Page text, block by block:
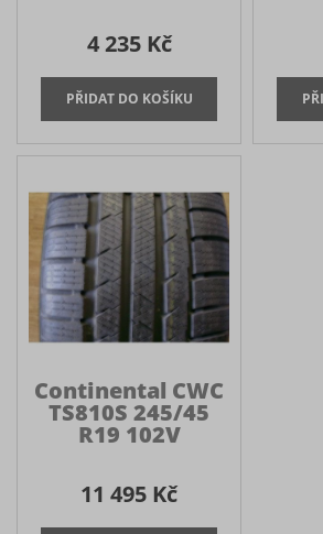
4 235 Kč
Continental CWC
TS810S 245/45
R19 102V
11 495 Kč